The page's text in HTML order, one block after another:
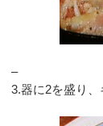
–
3.器に2を盛り、